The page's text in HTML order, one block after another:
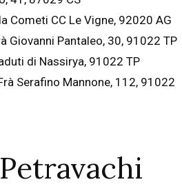
Cometi CC Le Vigne, 92020 AG
Giovanni Pantaleo, 30, 91022 TP
di Nassirya, 91022 TP
Serafino Mannone, 112, 91022